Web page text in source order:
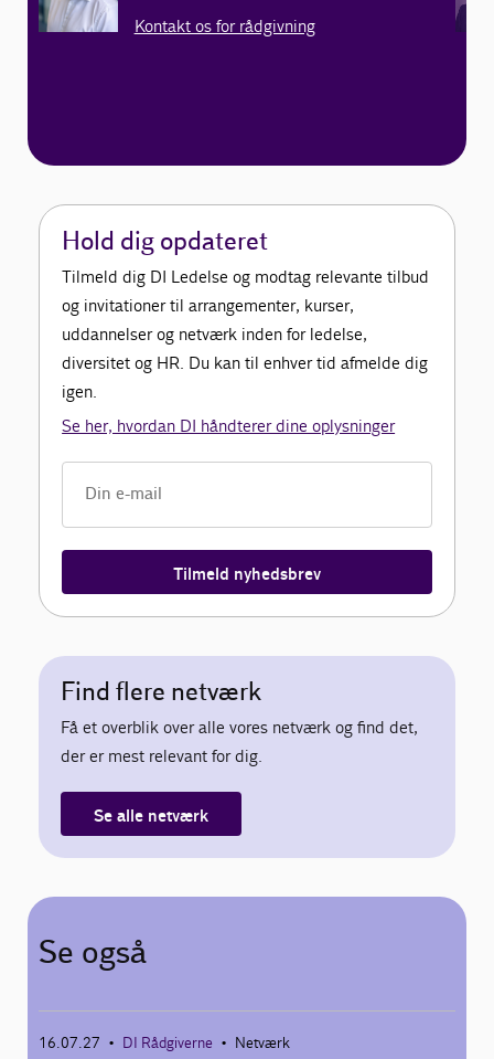
Kontakt os for rådgivning
Hold dig opdateret
Tilmeld dig DI Ledelse og modtag relevante tilbud
og invitationer til arrangementer, kurser,
uddannelser og netværk inden for ledelse,
diversitet og HR. Du kan til enhver tid afmelde dig
igen.
Se her, hvordan DI håndterer dine oplysninger
Tilmeld nyhedsbrev
Find flere netværk
Få et overblik over alle vores netværk og find det,
der er mest relevant for dig.
Se alle netværk
Se også
16.07.27 • DI Rådgiverne • Netværk